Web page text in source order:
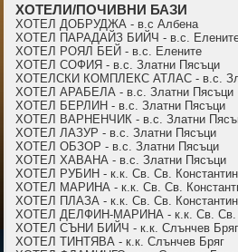
ХОТЕЛИ/ПОЧИВНИ БАЗИ
ХОТЕЛ ДОБРУДЖА - в.с Албена
ХОТЕЛ ПАРАДАЙЗ БИЙЧ - в.с.
ХОТЕЛ РОЯЛ БЕЙ - в.с. Елените
ХОТЕЛ СОФИЯ - в.с. Златни Пясъци
ХОТЕЛСКИ КОМПЛЕКС АТЛАС - в.с.
ХОТЕЛ АРАБЕЛА - в.с. Златни Пясъци
ХОТЕЛ БЕРЛИН - в.с. Златни Пясъци
ХОТЕЛ ВАРНЕНЧИК - в.с. Златни
ХОТЕЛ ЛАЗУР - в.с. Златни Пясъци
ХОТЕЛ ОБЗОР - в.с. Златни Пясъци
ХОТЕЛ ХАВАНА - в.с. Златни Пясъци
ХОТЕЛ РУБИН - к.к. Св. Св.
ХОТЕЛ МАРИНА - к.к. Св. Св.
ХОТЕЛ ПЛАЗА - к.к. Св. Св.
ХОТЕЛ ДЕЛФИН-МАРИНА - к.к. Св. Св.
ХОТЕЛ СЪНИ БИЙЧ - к.к. Слънчев Бряг
ХОТЕЛ ТИНТЯВА - к.к. Слънчев Бряг